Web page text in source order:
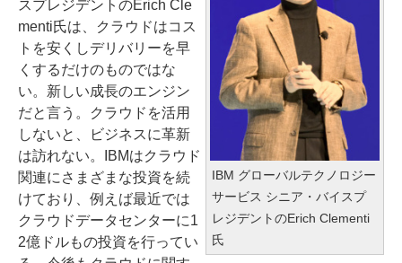
IBM グローバルテクノロジー
サービス シニア・バイスプ
レジデントのErich Clementi
氏
スプレジデントのErich Cle
menti氏は、クラウドはコス
トを安くしデリバリーを早
くするだけのものではな
い。新しい成長のエンジン
だと言う。クラウドを活用
しないと、ビジネスに革新
は訪れない。IBMはクラウド
関連にさまざまな投資を続
けており、例えば最近では
クラウドデータセンターに1
2億ドルもの投資を行ってい